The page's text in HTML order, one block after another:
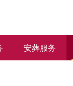
安葬服务